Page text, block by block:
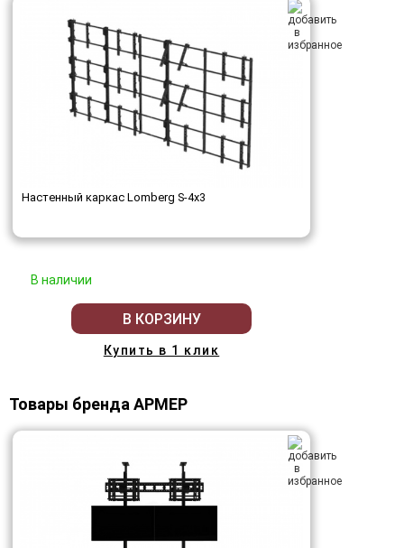
Настенный каркас Lomberg S-4х3
В наличии
В КОРЗИНУ
Купить в 1 клик
Товары бренда АРМЕР